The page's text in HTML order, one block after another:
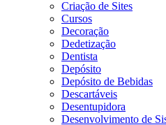
Criação de Sites
Cursos
Decoração
Dedetização
Dentista
Depósito
Depósito de Bebidas
Descartáveis
Desentupidora
Desenvolvimento de